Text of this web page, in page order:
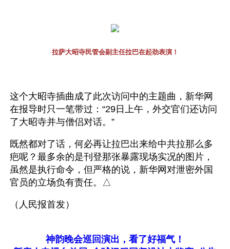
拉萨大昭寺民管会副主任拉巴在起劲表演！
这个大昭寺插曲成了此次访问中的主题曲，新华网
在报导时只一笔带过：“29日上午，外交官们还访问
了大昭寺并与僧侣对话。”
既然都对了话，何必再让拉巴出来给中共拉那么多
疤呢？最多余的是刊登那张暴露现场实况的图片，
虽然是执行命令，但严格的说，新华网对泄密外国
官员的立场负有责任。△
（人民报首发）
神韵晚会巡回演出，看了好福气！